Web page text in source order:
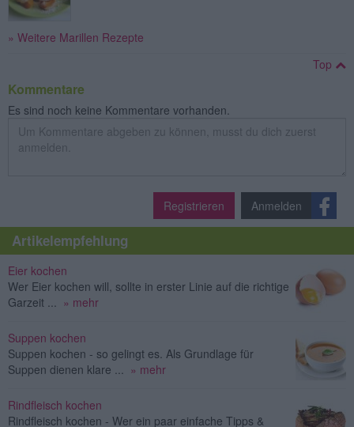
» Weitere Marillen Rezepte
Top
Kommentare
Es sind noch keine Kommentare vorhanden.
Registrieren Anmelden
Artikelempfehlung
Eier kochen
Wer Eier kochen will, sollte in erster Linie auf die richtige
Garzeit ...
» mehr
Suppen kochen
Suppen kochen - so gelingt es. Als Grundlage für
Suppen dienen klare ...
» mehr
Rindfleisch kochen
Rindfleisch kochen - Wer ein paar einfache Tipps &